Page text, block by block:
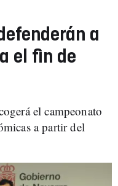
a
el fin de
el campeonato
a partir del